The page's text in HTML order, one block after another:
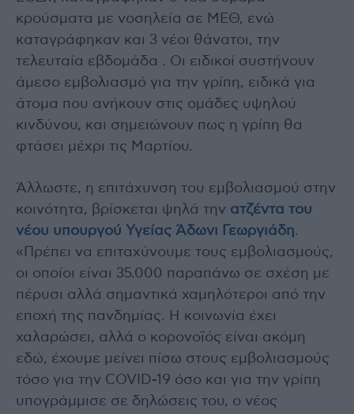
κρούσματα με νοσηλεία σε ΜΕΘ, ενώ
καταγράφηκαν και 3 νέοι θάνατοι, την
τελευταία εβδομάδα . Οι ειδικοί συστήνουν
άμεσο εμβολιασμό για την γρίπη, ειδικά για
άτομα που ανήκουν στις ομάδες υψηλού
κινδύνου, και σημειώνουν πως η γρίπη θα
φτάσει μέχρι τις Μαρτίου.
Άλλωστε, η επιτάχυνση του εμβολιασμού στην
κοινότητα, βρίσκεται ψηλά την ατζέντα του
νέου υπουργού Υγείας Άδωνι Γεωργιάδη.
«Πρέπει να επιταχύνουμε τους εμβολιασμούς,
οι οποίοι είναι 35.000 παραπάνω σε σχέση με
πέρυσι αλλά σημαντικά χαμηλότεροι από την
εποχή της πανδημίας. Η κοινωνία έχει
χαλαρώσει, αλλά ο κορονοϊός είναι ακόμη
εδώ, έχουμε μείνει πίσω στους εμβολιασμούς
τόσο για την COVID-19 όσο και για την γρίπη
υπογράμμισε σε δηλώσεις του, ο νέος